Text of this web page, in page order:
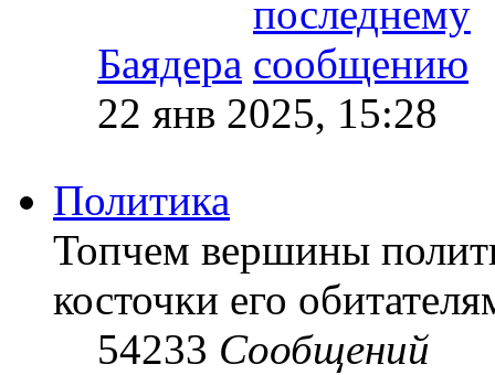
Баядера
22 янв 2025, 15:28
Политика
Топчем вершины
косточки его
54233 Сообщений